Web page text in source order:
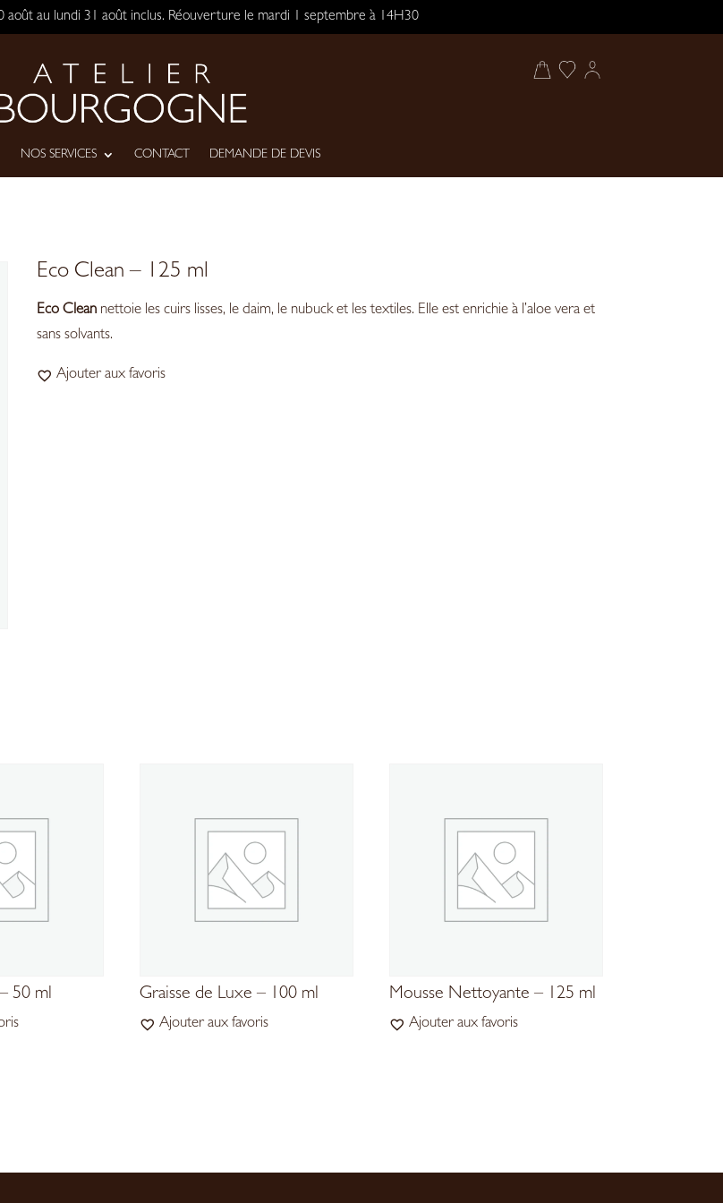
août au lundi 31 août inclus. Réouverture le mardi 1 septembre à 14H30
NOS SERVICES CONTACT DEMANDE DE DEVIS
Eco Clean – 125 ml
Eco Clean nettoie les cuirs lisses, le daim, le nubuck et les textiles. Elle est enrichie à l’aloe vera et
sans solvants.
Ajouter aux favoris
50 ml Graisse de Luxe – 100 ml
Ajouter aux favoris
Mousse Nettoyante – 125 ml
Ajouter aux favoris